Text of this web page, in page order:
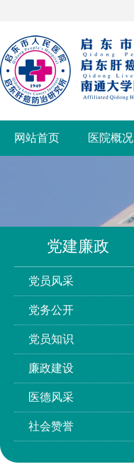
网站首页 医院概况
党建廉政
党员风采
党务公开
党员知识
廉政建设
医德风采
社会赞誉